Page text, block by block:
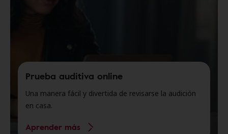
Prueba auditiva online
Una manera fácil y divertida de revisarse la audición
en casa.
Aprender más